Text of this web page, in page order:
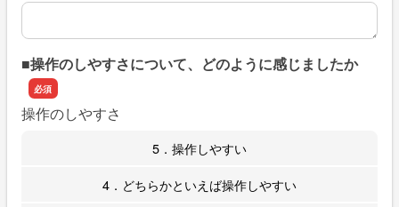
上記のように回答された具体的な理由があればご記入くだ
■操作のしやすさについて、どのように感じましたか
操作のしやすさ
5．操作しやすい
4．どちらかといえば操作しやすい